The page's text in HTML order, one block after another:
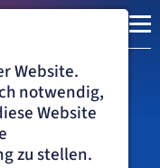
Website.
notwendig,
Website
zu stellen.